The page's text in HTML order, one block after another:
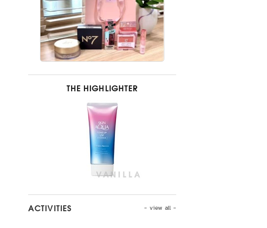
THE HIGHLIGHTER
- view all -
ACTIVITIES